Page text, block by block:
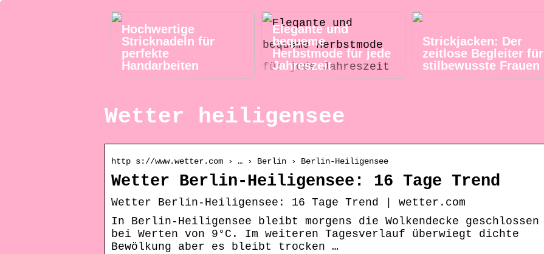
Hochwertige
Stricknadeln für
perfekte
Handarbeiten
Elegante und
bequeme
Herbstmode für jede
Jahreszeit
Strickjacken: Der
zeitlose Begleiter für
stilbewusste Frauen
Wetter heiligensee
http s://www.wetter.com › … › Berlin › Berlin-Heiligensee
Wetter Berlin-Heiligensee: 16 Tage Trend
Wetter Berlin-Heiligensee: 16 Tage Trend | wetter.com
In Berlin-Heiligensee bleibt morgens die Wolkendecke geschlossen
bei Werten von 9°C. Im weiteren Tagesverlauf überwiegt dichte
Bewölkung aber es bleibt trocken …